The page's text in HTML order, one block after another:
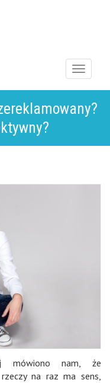
Menu
mówiono nam, że
na raz ma sens,